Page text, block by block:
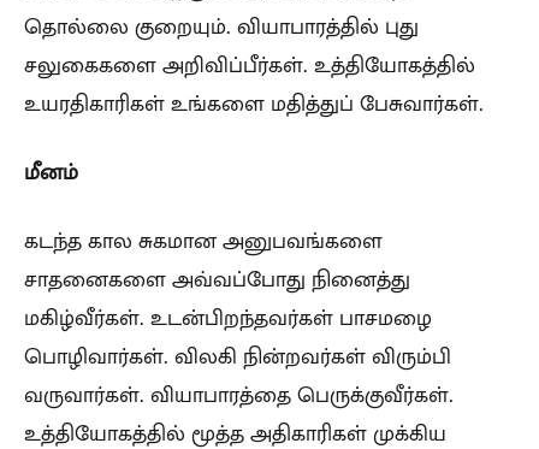
தொல்லை குறையும். வியாபாரத்தில் புது
சலுகைகளை அறிவிப்பீர்கள். உத்தியோகத்தில்
உயரதிகாரிகள் உங்களை மதித்துப் பேசுவார்கள்.
மீனம்
கடந்த கால சுகமான அனுபவங்களை
சாதனைகளை அவ்வப்போது நினைத்து
மகிழ்வீர்கள். உடன்பிறந்தவர்கள் பாசமழை
பொழிவார்கள். விலகி நின்றவர்கள் விரும்பி
வருவார்கள். வியாபாரத்தை பெருக்குவீர்கள்.
உத்தியோகத்தில் மூத்த அதிகாரிகள் முக்கிய